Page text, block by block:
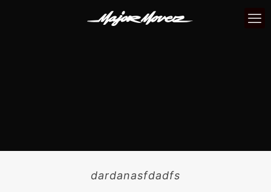
dardanasfdadfs